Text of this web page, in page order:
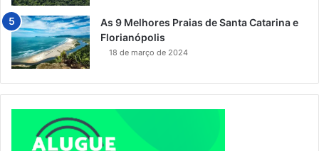
As 9 Melhores Praias de Santa Catarina e
Florianópolis
18 de março de 2024